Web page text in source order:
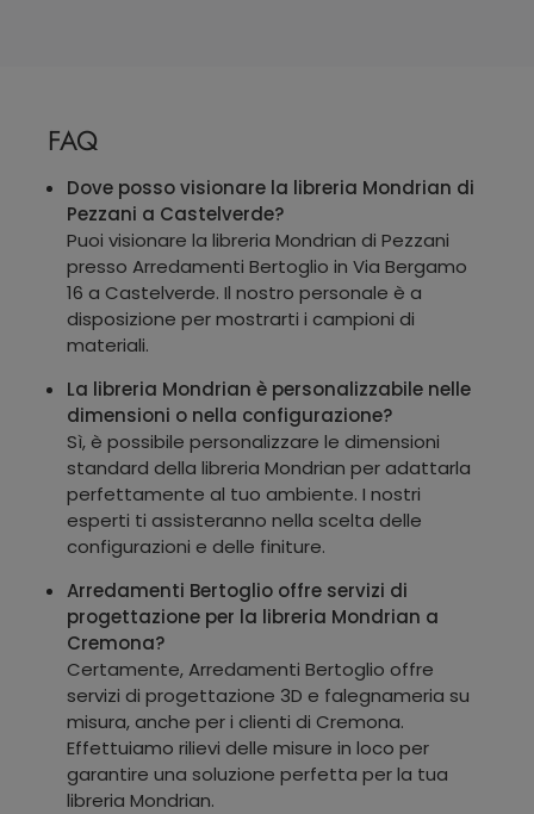
FAQ
Dove posso visionare la libreria Mondrian di
Pezzani a Castelverde?
Puoi visionare la libreria Mondrian di Pezzani
presso Arredamenti Bertoglio in Via Bergamo
16 a Castelverde. Il nostro personale è a
disposizione per mostrarti i campioni di
materiali.
La libreria Mondrian è personalizzabile nelle
dimensioni o nella configurazione?
Sì, è possibile personalizzare le dimensioni
standard della libreria Mondrian per adattarla
perfettamente al tuo ambiente. I nostri
esperti ti assisteranno nella scelta delle
configurazioni e delle finiture.
Arredamenti Bertoglio offre servizi di
progettazione per la libreria Mondrian a
Cremona?
Certamente, Arredamenti Bertoglio offre
servizi di progettazione 3D e falegnameria su
misura, anche per i clienti di Cremona.
Effettuiamo rilievi delle misure in loco per
garantire una soluzione perfetta per la tua
libreria Mondrian.